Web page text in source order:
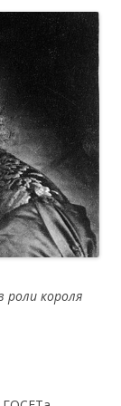
роли короля